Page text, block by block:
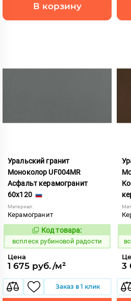
В корзину
Уральский гранит
Моноколор UF004MR
Асфальт керамогранит
60x120
Материал:
Керамогранит
244327
Код товара:
всплеск рубиновой радости
Цена
1 675 руб./м²
Заказ в 1 клик
3